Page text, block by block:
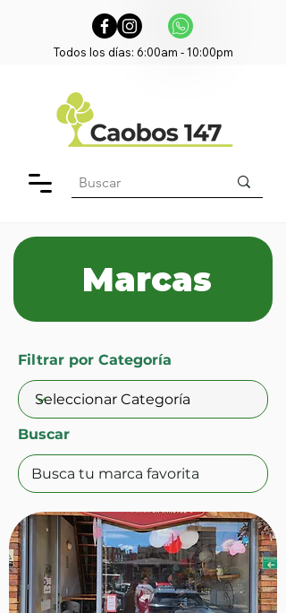
Todos los días: 6:00am - 10:00pm
Marcas
Filtrar por Categoría
Buscar